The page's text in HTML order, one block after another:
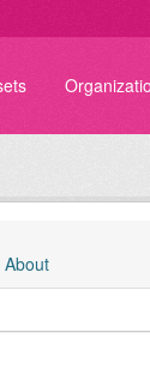
About